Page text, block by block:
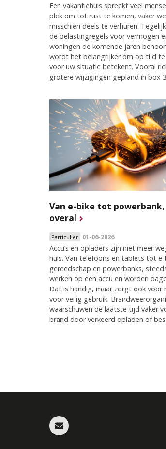
Een vakantiehuis spreekt veel
plek om tot rust te komen, vaker
misschien deels te verhuren.
de belastingregels voor vermogen
woningen de komende jaren
wordt het belangrijker om op tijd
voor uw situatie betekent. Vooral
grotere wijzigingen gepland in box
Van e-bike tot powerbank,
overal
Particulier 01-06-2026
Accu’s en opladers zijn niet meer
huis. Van telefoons en tablets tot e-
gereedschap en powerbanks,
werken op een accu en worden
Dat is handig, maar zorgt ook voor
voor veilig gebruik.
waarschuwen de laatste tijd vaker
brand door verkeerd opladen of